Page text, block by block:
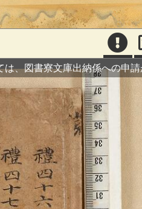
、図書寮文庫出納係への申